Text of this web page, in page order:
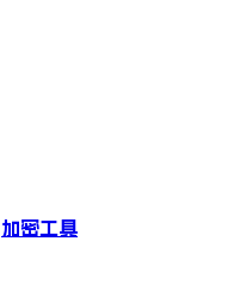
加密工具